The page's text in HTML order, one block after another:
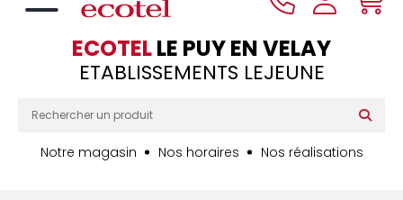
ECOTELLE PUY EN VELAY
ETABLISSEMENTS LEJEUNE
Notre magasin Nos horaires Nos réalisations